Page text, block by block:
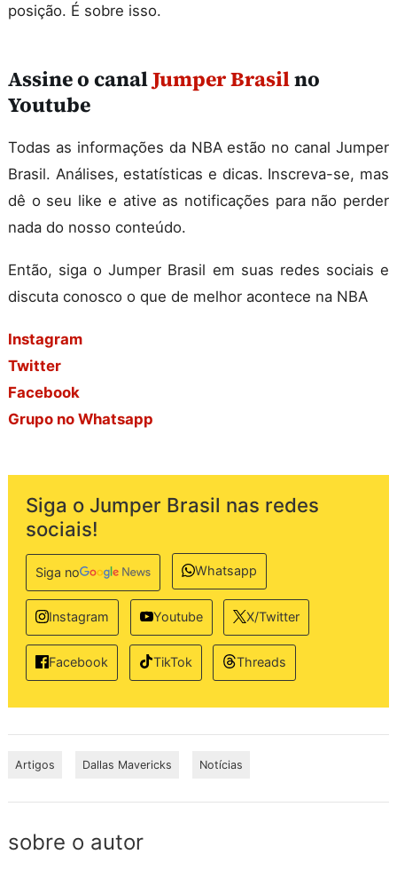
posição. É sobre isso.
Assine o canalJumper Brasilno
Youtube
Todas as informações da NBA estão no canal Jumper
Brasil. Análises, estatísticas e dicas. Inscreva-se, mas
dê o seu like e ative as notificações para não perder
nada do nosso conteúdo.
Então, siga o Jumper Brasil em suas redes sociais e
discuta conosco o que de melhor acontece na NBA
Instagram
Twitter
Facebook
Grupo no Whatsapp
Siga o Jumper Brasil nas redes
sociais!
Siga no Whatsapp
Instagram Youtube X/Twitter
Facebook TikTok Threads
Artigos Dallas Mavericks Notícias
sobre o autor